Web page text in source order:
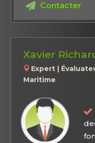
Contacter
Xavier
Expert |
Maritime